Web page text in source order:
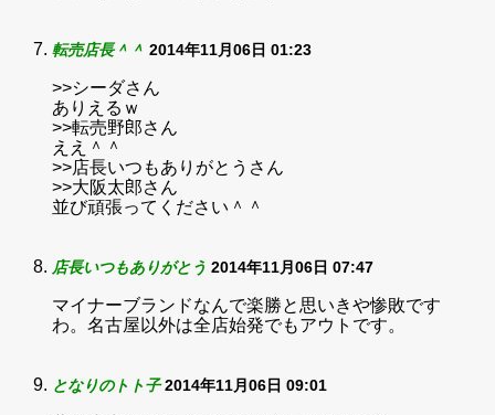
転売店長＾＾ 2014年11月06日 01:23
>>シーダさん
ありえるｗ
>>転売野郎さん
ええ＾＾
>>店長いつもありがとうさん
>>大阪太郎さん
並び頑張ってください＾＾
店長いつもありがとう 2014年11月06日 07:47
マイナーブランドなんで楽勝と思いきや惨敗です
わ。名古屋以外は全店始発でもアウトです。
となりのトト子 2014年11月06日 09:01